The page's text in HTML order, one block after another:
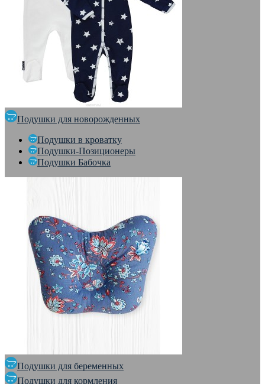
Подушки для новорожденных
Подушки в кроватку
Подушки-Позиционеры
Подушки Бабочка
Подушки для беременных
Подушки для кормления